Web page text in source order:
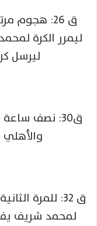
ق 26: هجوم
ليمرر الكرة
ليرسل
ق30: نصف
ق 32: للمرة
لمحمد شريف